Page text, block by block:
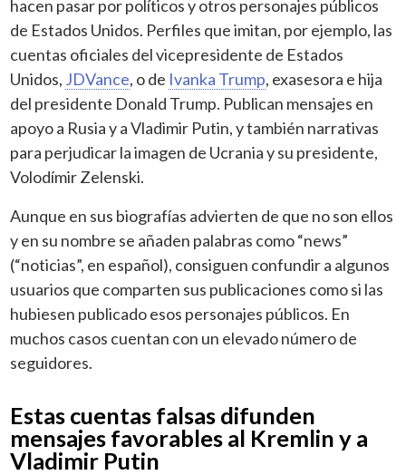
hacen pasar por políticos y otros personajes públicos
de Estados Unidos. Perfiles que imitan, por ejemplo, las
cuentas oficiales del vicepresidente de Estados
Unidos, JDVance, o de Ivanka Trump, exasesora e hija
del presidente Donald Trump. Publican mensajes en
apoyo a Rusia y a Vladimir Putin, y también narrativas
para perjudicar la imagen de Ucrania y su presidente,
Volodímir Zelenski.
Aunque en sus biografías advierten de que no son ellos
y en su nombre se añaden palabras como “news”
(“noticias”, en español), consiguen confundir a algunos
usuarios que comparten sus publicaciones como si las
hubiesen publicado esos personajes públicos. En
muchos casos cuentan con un elevado número de
seguidores.
Estas cuentas falsas difunden
mensajes favorables al Kremlin y a
Vladimir Putin